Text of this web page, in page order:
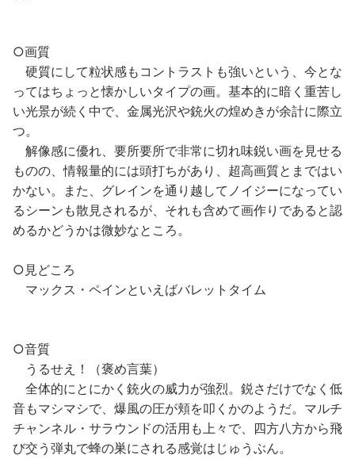
○画質
硬質にして粒状感もコントラストも強いという、今とな
ってはちょっと懐かしいタイプの画。基本的に暗く重苦し
い光景が続く中で、金属光沢や銃火の煌めきが余計に際立
つ。
解像感に優れ、要所要所で非常に切れ味鋭い画を見せる
ものの、情報量的には頭打ちがあり、超高画質とまではい
かない。また、グレインを通り越してノイジーになってい
るシーンも散見されるが、それも含めて画作りであると認
めるかどうかは微妙なところ。
○見どころ
マックス・ペインといえばバレットタイム
○音質
うるせえ！（褒め言葉）
全体的にとにかく銃火の威力が強烈。鋭さだけでなく低
音もマシマシで、爆風の圧が頬を叩くかのようだ。マルチ
チャンネル・サラウンドの活用も上々で、四方八方から飛
び交う弾丸で蜂の巣にされる感覚はじゅうぶん。